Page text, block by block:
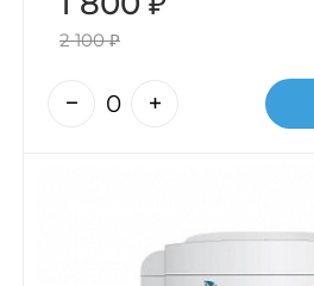
2 100 ₽